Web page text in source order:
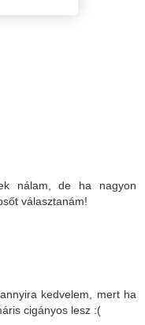
nálam, de ha nagyon
választanám!
kedvelem, mert ha
cigányos lesz :(